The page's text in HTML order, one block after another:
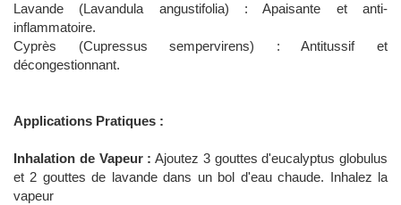
Lavande (Lavandula angustifolia) : Apaisante et anti-
inflammatoire.
Cyprès (Cupressus sempervirens) : Antitussif et
décongestionnant.
Applications Pratiques :
Inhalation de Vapeur : Ajoutez 3 gouttes d'eucalyptus globulus
et 2 gouttes de lavande dans un bol d'eau chaude. Inhalez la
vapeur